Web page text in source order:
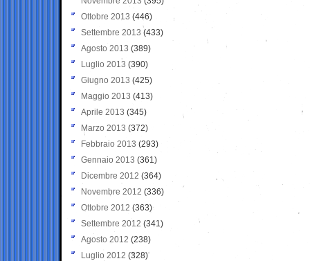
Ottobre 2013 (446)
Settembre 2013 (433)
Agosto 2013 (389)
Luglio 2013 (390)
Giugno 2013 (425)
Maggio 2013 (413)
Aprile 2013 (345)
Marzo 2013 (372)
Febbraio 2013 (293)
Gennaio 2013 (361)
Dicembre 2012 (364)
Novembre 2012 (336)
Ottobre 2012 (363)
Settembre 2012 (341)
Agosto 2012 (238)
Luglio 2012 (328)